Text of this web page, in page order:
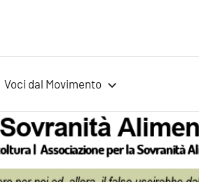
Voci dal Movimento